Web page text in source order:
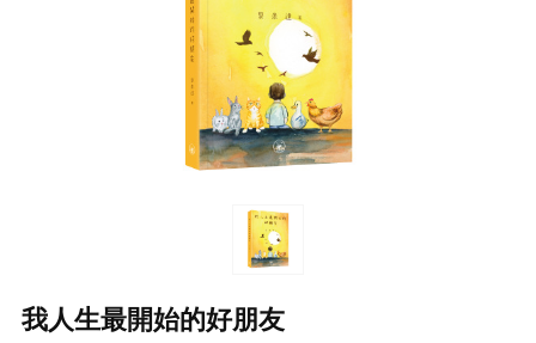
我人生最開始的好朋友